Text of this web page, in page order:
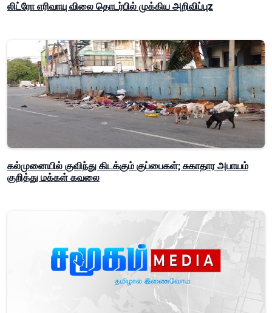
லிட்ரோ எரிவாயு விலை தொடர்பில் முக்கிய அறிவிப்புz
கல்முனையில் குவிந்து கிடக்கும் குப்பைகள்; சுகாதார அபாயம்
குறித்து மக்கள் கவலை